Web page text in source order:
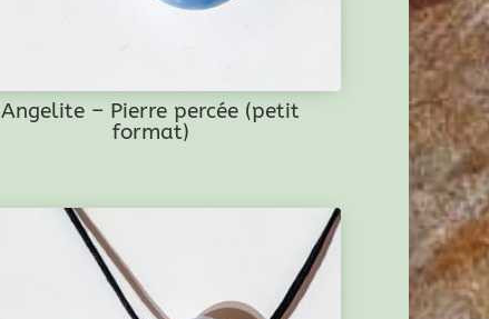
Angelite – Pierre percée (petit
format)